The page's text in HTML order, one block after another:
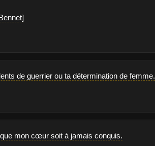
de guerrier ou ta détermination de femme.
mon cœur soit à jamais conquis.